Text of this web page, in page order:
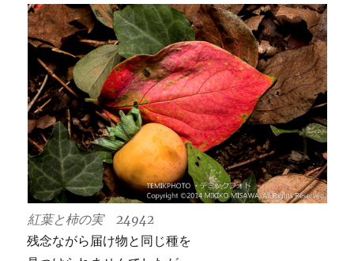
紅葉と柿の実 24942
残念ながら届け物と同じ種を